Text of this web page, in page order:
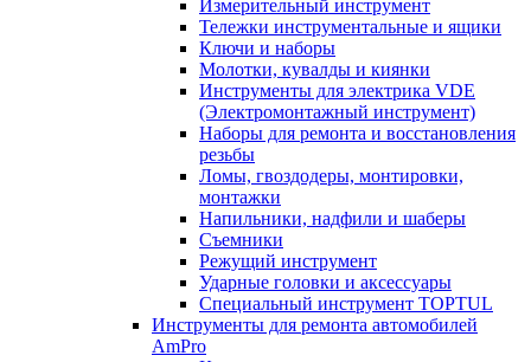
Измерительный инструмент
Тележки инструментальные и ящики
Ключи и наборы
Молотки, кувалды и киянки
Инструменты для электрика VDE
(Электромонтажный инструмент)
Наборы для ремонта и восстановления
резьбы
Ломы, гвоздодеры, монтировки,
монтажки
Напильники, надфили и шаберы
Съемники
Режущий инструмент
Ударные головки и аксессуары
Специальный инструмент TOPTUL
Инструменты для ремонта автомобилей
AmPro